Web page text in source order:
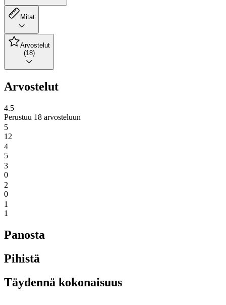
Mitat
Arvostelut
(18)
Arvostelut
4.5
Perustuu 18 arvosteluun
5
12
4
5
3
0
2
0
1
1
Panosta
Pihistä
Täydennä kokonaisuus